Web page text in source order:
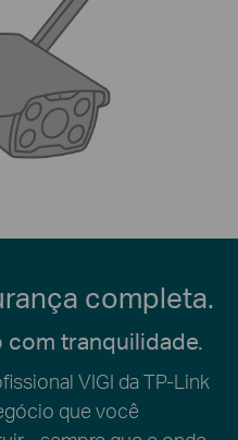
completa.
com tranquilidade.
VIGI da TP-Link
que você